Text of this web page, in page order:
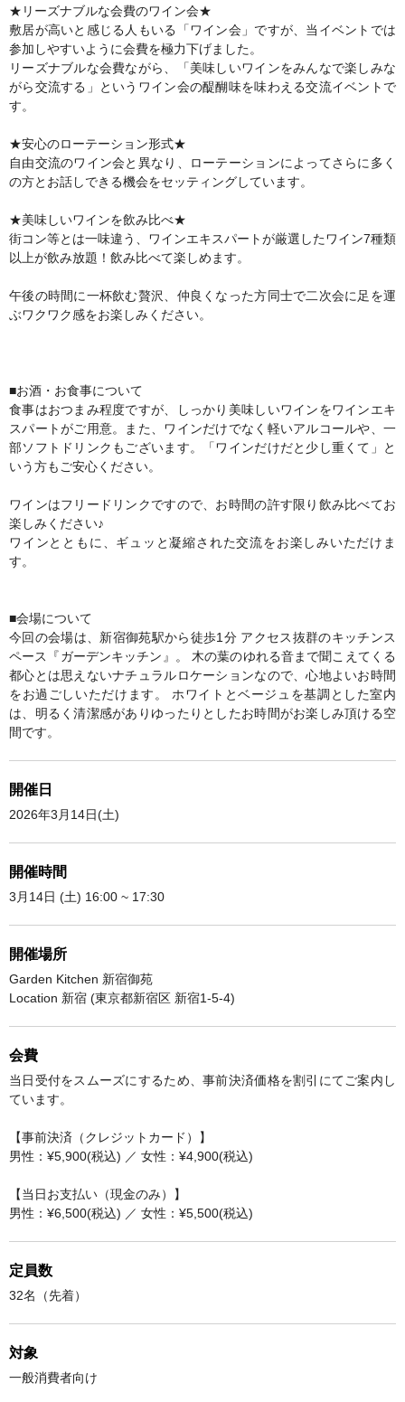
★リーズナブルな会費のワイン会★
敷居が高いと感じる人もいる「ワイン会」ですが、当イベントでは
参加しやすいように会費を極力下げました。
リーズナブルな会費ながら、「美味しいワインをみんなで楽しみな
がら交流する」というワイン会の醍醐味を味わえる交流イベントで
す。
★安心のローテーション形式★
自由交流のワイン会と異なり、ローテーションによってさらに多く
の方とお話しできる機会をセッティングしています。
★美味しいワインを飲み比べ★
街コン等とは一味違う、ワインエキスパートが厳選したワイン7種類
以上が飲み放題！飲み比べて楽しめます。
午後の時間に一杯飲む贅沢、仲良くなった方同士で二次会に足を運
ぶワクワク感をお楽しみください。
■お酒・お食事について
食事はおつまみ程度ですが、しっかり美味しいワインをワインエキ
スパートがご用意。また、ワインだけでなく軽いアルコールや、一
部ソフトドリンクもございます。「ワインだけだと少し重くて」と
いう方もご安心ください。
ワインはフリードリンクですので、お時間の許す限り飲み比べてお
楽しみください♪
ワインとともに、ギュッと凝縮された交流をお楽しみいただけま
す。
■会場について
今回の会場は、新宿御苑駅から徒歩1分 アクセス抜群のキッチンス
ペース『ガーデンキッチン』。 木の葉のゆれる音まで聞こえてくる
都心とは思えないナチュラルロケーションなので、心地よいお時間
をお過ごしいただけます。 ホワイトとベージュを基調とした室内
は、明るく清潔感がありゆったりとしたお時間がお楽しみ頂ける空
間です。
開催日
2026年3月14日(土)
開催時間
3月14日 (土) 16:00 ~ 17:30
開催場所
Garden Kitchen 新宿御苑
Location 新宿 (東京都新宿区 新宿1-5-4)
会費
当日受付をスムーズにするため、事前決済価格を割引にてご案内し
ています。
【事前決済（クレジットカード）】
男性：¥5,900(税込) ／ 女性：¥4,900(税込)
【当日お支払い（現金のみ）】
男性：¥6,500(税込) ／ 女性：¥5,500(税込)
定員数
32名（先着）
対象
一般消費者向け